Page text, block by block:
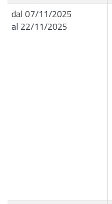
dal 07/11/2025
al 22/11/2025